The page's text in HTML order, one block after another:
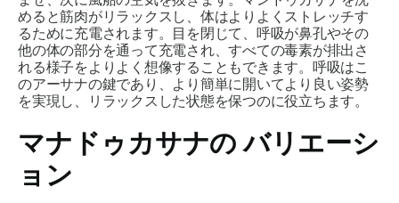
めると筋肉がリラックスし、体はよりよくストレッチす
るために充電されます。目を閉じて、呼吸が鼻孔やその
他の体の部分を通って充電され、すべての毒素が排出さ
れる様子をよりよく想像することもできます。呼吸はこ
のアーサナの鍵であり、より簡単に開いてより良い姿勢
を実現し、リラックスした状態を保つのに役立ちます。
マナドゥカサナのバリエーシ
ョン